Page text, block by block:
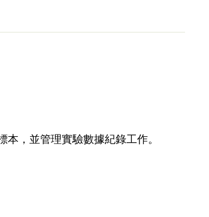
，並管理實驗數據紀錄工作。